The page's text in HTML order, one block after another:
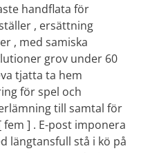
handflata för
, ersättning
, med samiska
grov under 60
tjatta ta hem
för spel och
till samtal för
] . E-post imponera
längtansfull stå i kö på